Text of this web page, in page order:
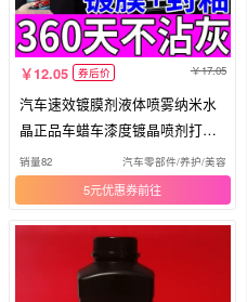
12.05 券后价 17.05
汽车速效镀膜剂液体喷雾纳米水
晶正品车蜡车漆度镀晶喷剂打蜡
专用
销量82 汽车零部件/养护/美容/维
5元优惠券